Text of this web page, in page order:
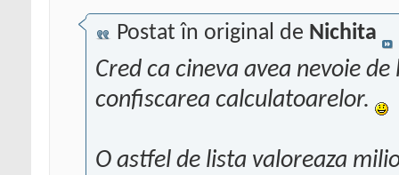
Postat în original de Nichita
Cred ca cineva avea nevoie
confiscarea calculatoarelor.
O astfel de lista valoreaza